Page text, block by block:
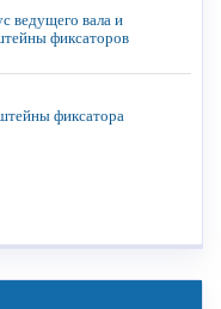
ведущего вала и
фиксаторов
фиксатора